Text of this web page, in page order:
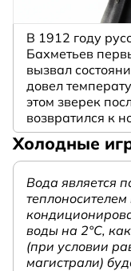
В 1912 году
Бахметьев
вызвал
довел
этом зверек
возвратился к
Холодные
Вода является
теплоносителем
воды на 2°С,
(при условии
магистрали)